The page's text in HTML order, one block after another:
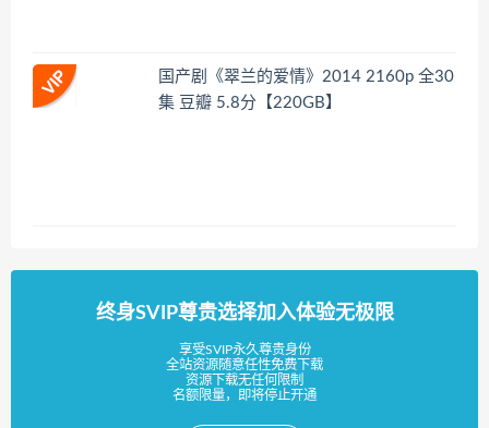
国产剧《翠兰的爱情》2014 2160p 全30
集 豆瓣 5.8分【220GB】
终身SVIP尊贵选择加入体验无极限
享受SVIP永久尊贵身份
全站资源随意任性免费下载
资源下载无任何限制
名额限量，即将停止开通